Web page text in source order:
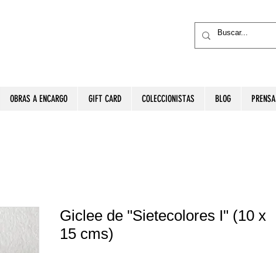
OBRAS A ENCARGO GIFT CARD COLECCIONISTAS BLOG PRENSA
Giclee de "Sietecolores I" (10 x
15 cms)